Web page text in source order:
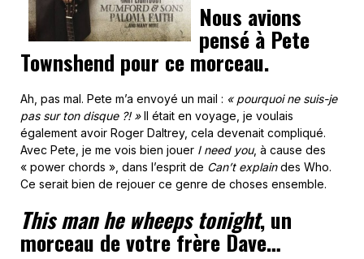
Nous avions
pensé à Pete
Townshend pour ce morceau.
Ah, pas mal. Pete m’a envoyé un mail : « pourquoi ne suis-je
pas sur ton disque ?! »Il était en voyage, je voulais
également avoir Roger Daltrey, cela devenait compliqué.
Avec Pete, je me vois bien jouer I need you, à cause des
« power chords », dans l’esprit de Can’t explaindes Who.
Ce serait bien de rejouer ce genre de choses ensemble.
This man he wheeps tonight, un
morceau de votre frère Dave…